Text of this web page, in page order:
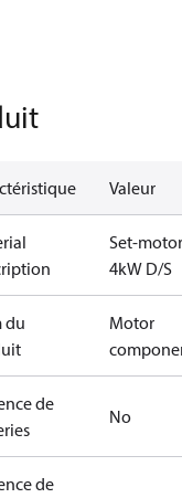
Valeur
Set-motor
4kW D/S
du
Motor
de
No
de